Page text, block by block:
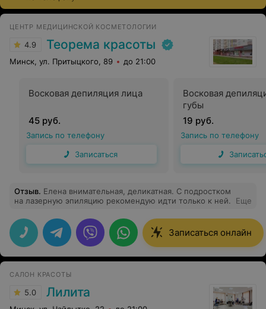
ЦЕНТР МЕДИЦИНСКОЙ КОСМЕТОЛОГИИ
4.9 Теорема красоты
Минск, ул. Притыцкого, 89 до 21:00
Восковая депиляция лица
45 руб.
Запись по телефону
Записаться
Восковая
губы
19 руб.
Запись по телефону
Отзыв. Елена внимательная, деликатная. С подростком
на лазерную эпиляцию рекомендую идти только к ней.
Еще
Записаться онлайн
САЛОН КРАСОТЫ
5.0 Лилита